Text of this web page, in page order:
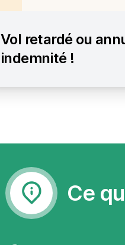
Vol retardé ou
indemnité !
Ce